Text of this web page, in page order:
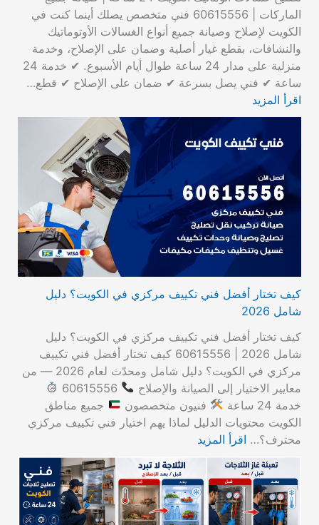
الماركات | 60615556 فني متخصص يصلك أينما كنت في
الكويت لإصلاح وصيانة جميع أنواع الغسالات الأوتوماتيك
والنشافات، بقطع غيار أصلية وضمان على الإصلاح، وخدمة
منزلية على مدار 24 ساعة طوال أيام الأسبوع. ✔ خدمة 24
ساعة ✔ فني يصل بسرعة ✔ ضمان على الإصلاح ✔ قطع…
اقرأ المزيد
كيف تختار أفضل فني تكييف مركزي في الكويت؟ دليل
شامل 2026
كيف تختار أفضل فني تكييف مركزي في الكويت؟ دليل
شامل 2026 | 60615556 كيف تختار أفضل فني تكييف
مركزي في الكويت؟ دليل شامل ومحدّث لعام 2026 — من
معايير الاختيار إلى الصيانة والإصلاح
خدمة 24 ساعة
فنيون متخصصون
جميع مناطق
الكويت محتويات الدليل لماذا يهم اختيار فني تكييف مركزي
محترف؟… اقرأ المزيد